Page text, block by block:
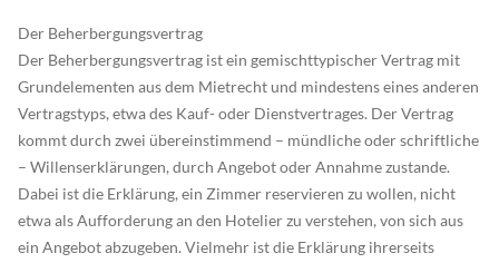
Der Beherbergungsvertrag
Der Beherbergungsvertrag ist ein gemischttypischer Vertrag mit
Grundelementen aus dem Mietrecht und mindestens eines anderen
Vertragstyps, etwa des Kauf- oder Dienstvertrages. Der Vertrag
kommt durch zwei übereinstimmend – mündliche oder schriftliche
– Willenserklärungen, durch Angebot oder Annahme zustande.
Dabei ist die Erklärung, ein Zimmer reservieren zu wollen, nicht
etwa als Aufforderung an den Hotelier zu verstehen, von sich aus
ein Angebot abzugeben. Vielmehr ist die Erklärung ihrerseits